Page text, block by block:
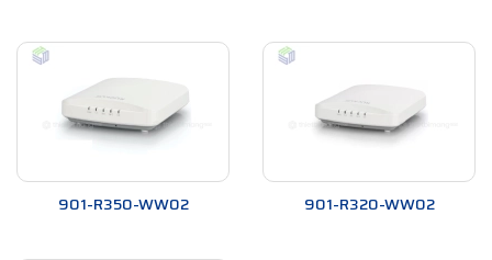
Dễ dàng mở rộng: Việc thêm các AP vào mạng thông
qua công nghệ SmartMesh rất đơn giản và nhanh
chóng, trong khi việc kéo dây mạng cần phải tính toán
và lập kế hoạch kỹ lưỡng.
Khả năng tự động khắc phục sự cố: Trong trường hợp có
thay thế sẽ tốn nhiều thời gian và chi phí hơn so với việc
901-R350-WW02 901-R320-WW02